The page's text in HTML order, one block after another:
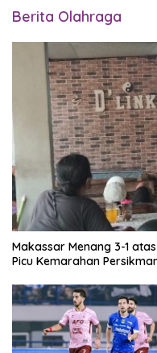
Berita Olahraga
Makassar Menang 3-1
Picu Kemarahan